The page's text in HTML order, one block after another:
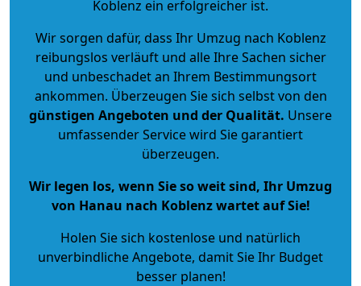
Koblenz ein erfolgreicher ist.
Wir sorgen dafür, dass Ihr Umzug nach Koblenz
reibungslos verläuft und alle Ihre Sachen sicher
und unbeschadet an Ihrem Bestimmungsort
ankommen. Überzeugen Sie sich selbst von den
günstigen Angeboten und der Qualität. Unsere
umfassender Service wird Sie garantiert
überzeugen.
Wir legen los, wenn Sie so weit sind, Ihr Umzug
von Hanau nach Koblenz wartet auf Sie!
Holen Sie sich kostenlose und natürlich
unverbindliche Angebote, damit Sie Ihr Budget
besser planen!